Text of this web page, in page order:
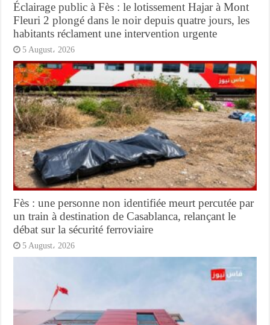
Éclairage public à Fès : le lotissement Hajar à Mont
Fleuri 2 plongé dans le noir depuis quatre jours, les
habitants réclament une intervention urgente
5 August، 2026
Fès : une personne non identifiée meurt percutée par
un train à destination de Casablanca, relançant le
débat sur la sécurité ferroviaire
5 August، 2026